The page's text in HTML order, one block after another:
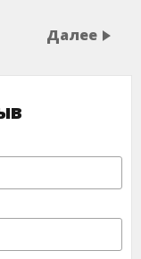
Далее